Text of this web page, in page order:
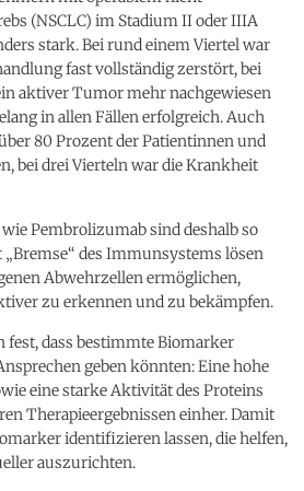
(NSCLC) im Stadium II oder IIIA
stark. Bei rund einem Viertel war
fast vollständig zerstört, bei
aktiver Tumor mehr nachgewiesen
in allen Fällen erfolgreich. Auch
80 Prozent der Patientinnen und
bei drei Vierteln war die Krankheit
Pembrolizumab sind deshalb so
des Immunsystems lösen
Abwehrzellen ermöglichen,
zu erkennen und zu bekämpfen.
fest, dass bestimmte Biomarker
geben könnten: Eine hohe
eine starke Aktivität des Proteins
Therapieergebnissen einher. Damit
identifizieren lassen, die helfen,
auszurichten.